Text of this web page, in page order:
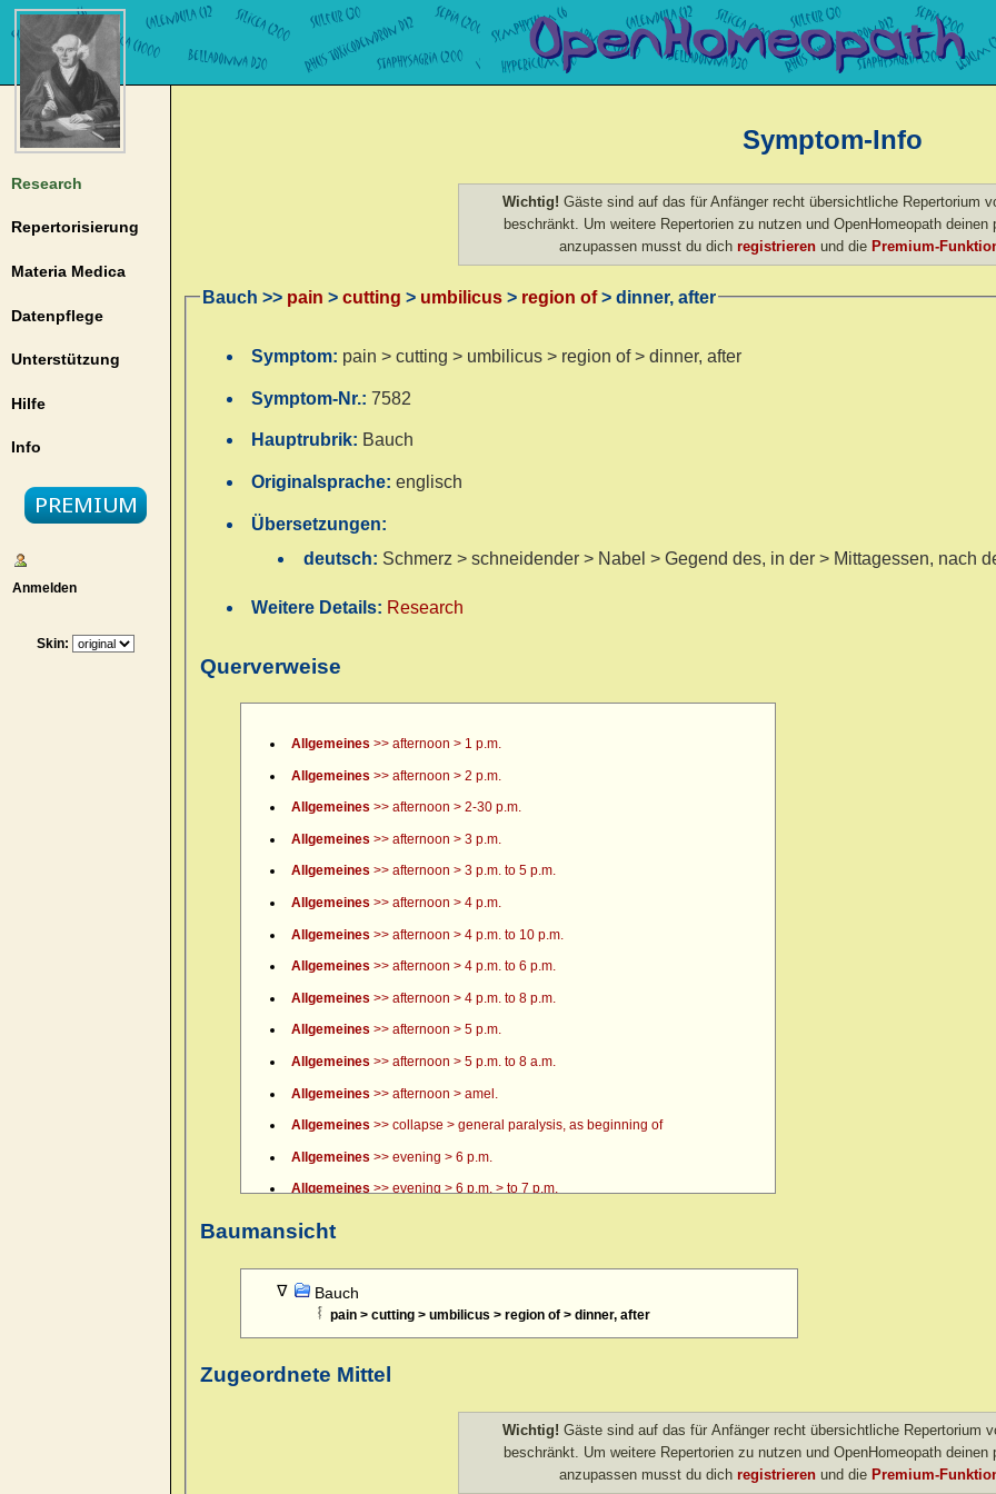
Research
Repertorisierung
Materia Medica
Datenpflege
Unterstützung
Hilfe
Info
Anmelden
Skin:
Symptom-Info
Wichtig! Gäste sind auf das für Anfänger recht übersichtliche Repertorium
beschränkt. Um weitere Repertorien zu nutzen und OpenHomeopath deinen
anzupassen musst du dich registrieren und die Premium-
Bauch >> pain > cutting > umbilicus > region of> dinner, after
Symptom: pain > cutting > umbilicus > region of > dinner, after
Symptom-Nr.:7582
Hauptrubrik: Bauch
Originalsprache:englisch
Übersetzungen:
deutsch: Schmerz > schneidender > Nabel > Gegend des, in der > Mittagessen, nach
Weitere Details: Research
Querverweise
Allgemeines >> afternoon > 1 p.m.
Allgemeines >> afternoon > 2 p.m.
Allgemeines >> afternoon > 2-30 p.m.
Allgemeines >> afternoon > 3 p.m.
Allgemeines >> afternoon > 3 p.m. to 5 p.m.
Allgemeines >> afternoon > 4 p.m.
Allgemeines >> afternoon > 4 p.m. to 10 p.m.
Allgemeines >> afternoon > 4 p.m. to 6 p.m.
Allgemeines >> afternoon > 4 p.m. to 8 p.m.
Allgemeines >> afternoon > 5 p.m.
Allgemeines >> afternoon > 5 p.m. to 8 a.m.
Allgemeines >> afternoon > amel.
Allgemeines >> collapse > general paralysis, as beginning of
Allgemeines >> evening > 6 p.m.
Allgemeines >> evening > 6 p.m. > to 7 p.m.
Allgemeines
Allgemeines
Allgemeines >> evening > amel.
Allgemeines>> evening > eating > after
>> evening > eating > amel.
>> evening > every other evening
>> evening > lying down after agg.
Baumansicht
Bauch
pain > cutting > umbilicus > region of > dinner, after
Zugeordnete Mittel
Wichtig! Gäste sind auf das für Anfänger recht übersichtliche Repertorium
beschränkt. Um weitere Repertorien zu nutzen und OpenHomeopath deinen
anzupassen musst du dich registrieren und die Premium-